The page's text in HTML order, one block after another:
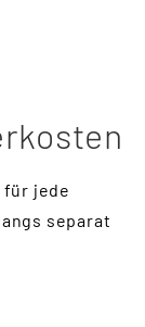
für jede
separat